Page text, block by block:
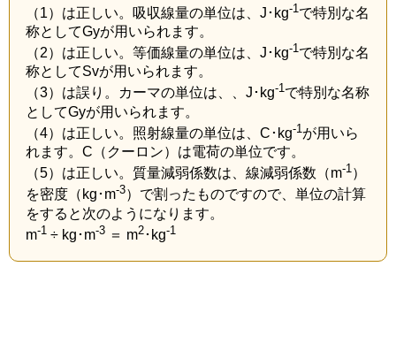
（1）は正しい。吸収線量の単位は、J･kg-1 で特別な名
称としてGyが用いられます。
（2）は正しい。等価線量の単位は、J･kg-1で特別な名
称としてSvが用いられます。
（3）は誤り。カーマの単位は、、J･kg-1で特別な名称
としてGyが用いられます。
（4）は正しい。照射線量の単位は、C･kg-1 が用いら
れます。C（クーロン）は電荷の単位です。
（5）は正しい。質量減弱係数は、線減弱係数（m-1）
を密度（kg･m-3）で割ったものですので、単位の計算
をすると次のようになります。
m-1 ÷ kg･m-3 ＝ m2 ･kg-1